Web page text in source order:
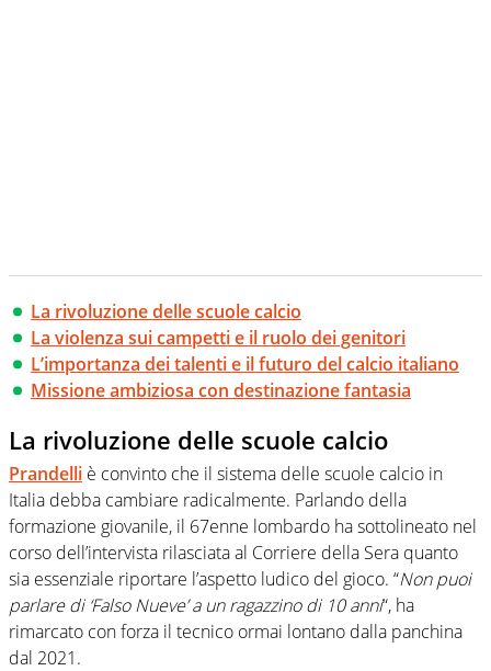
La rivoluzione delle scuole calcio
La violenza sui campetti e il ruolo dei genitori
L’importanza dei talenti e il futuro del calcio italiano
Missione ambiziosa con destinazione fantasia
La rivoluzione delle scuole calcio
Prandelli è convinto che il sistema delle scuole calcio in
Italia debba cambiare radicalmente. Parlando della
formazione giovanile, il 67enne lombardo ha sottolineato nel
corso dell’intervista rilasciata al Corriere della Sera quanto
sia essenziale riportare l’aspetto ludico del gioco. “Non puoi
parlare di ‘Falso Nueve’ a un ragazzino di 10 anni“, ha
rimarcato con forza il tecnico ormai lontano dalla panchina
dal 2021.